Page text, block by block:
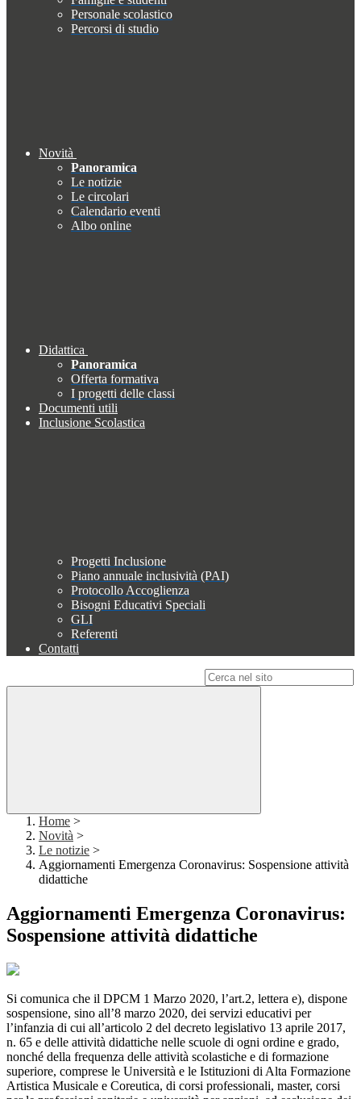
Personale scolastico
Percorsi di studio
Novità
Panoramica
Le notizie
Le circolari
Calendario eventi
Albo online
Didattica
Panoramica
Offerta formativa
I progetti delle classi
Documenti utili
Inclusione Scolastica
Progetti Inclusione
Piano annuale inclusività (PAI)
Protocollo Accoglienza
Bisogni Educativi Speciali
GLI
Referenti
Contatti
Home >
Novità >
Le notizie >
Aggiornamenti Emergenza Coronavirus: Sospensione attività
didattiche
Aggiornamenti Emergenza Coronavirus:
Sospensione attività didattiche
Si comunica che il DPCM 1 Marzo 2020, l’art.2, lettera e), dispone
sospensione, sino all’8 marzo 2020, dei servizi educativi per
l’infanzia di cui all’articolo 2 del decreto legislativo 13 aprile 2017,
n. 65 e delle attività didattiche nelle scuole di ogni ordine e grado,
nonché della frequenza delle attività scolastiche e di formazione
superiore, comprese le Università e le Istituzioni di Alta Formazione
Artistica Musicale e Coreutica, di corsi professionali, master, corsi